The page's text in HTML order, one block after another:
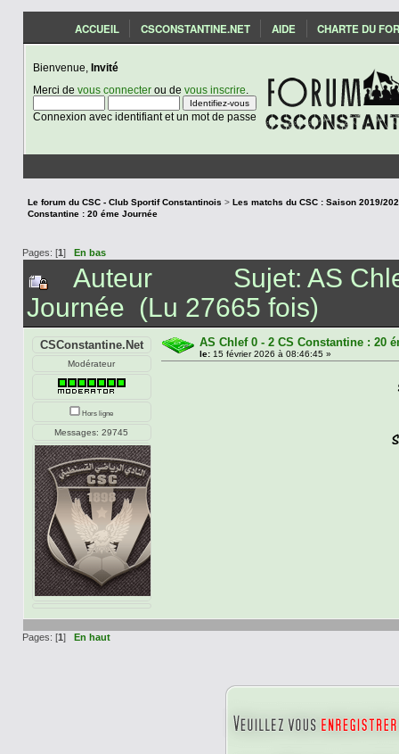
ACCUEIL CSCONSTANTINE.NET AIDE CHARTE DU
Bienvenue, Invité
Merci de vous connecterou de vous inscrire
Connexion avec identifiant et un mot de passe
Le forum du CSC - Club Sportif Constantinois >
Constantine : 20 éme Journée
Pages: [1] En bas
Auteur
Sujet: AS
Journée (Lu 27665 fois)
CSConstantine.Net
Modérateur
Hors ligne
Messages: 29745
AS Chlef 0 - 2 CS Constantine : 20
le: 15 février 2026 à 08:46:45 »
Pages: [1 ] En haut